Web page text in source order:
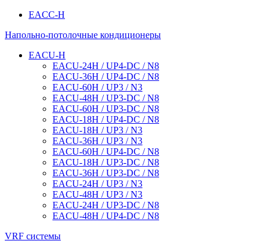
EACC-H
Напольно-потолочные кондиционеры
EACU-H
EACU-24H / UP4-DC / N8
EACU-36H / UP4-DC / N8
EACU-60H / UP3 / N3
EACU-48H / UP3-DC / N8
EACU-60H / UP3-DC / N8
EACU-18H / UP4-DC / N8
EACU-18H / UP3 / N3
EACU-36H / UP3 / N3
EACU-60H / UP4-DC / N8
EACU-18H / UP3-DC / N8
EACU-36H / UP3-DC / N8
EACU-24H / UP3 / N3
EACU-48H / UP3 / N3
EACU-24H / UP3-DC / N8
EACU-48H / UP4-DC / N8
VRF системы